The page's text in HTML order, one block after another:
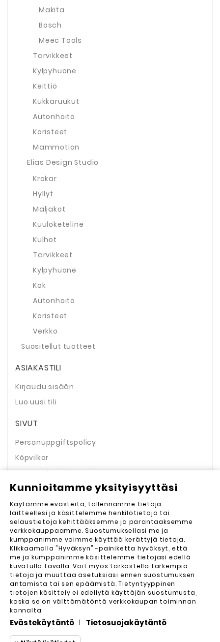
Makita
Bosch
Meec Tools
Tarvikkeet
Kylpyhuone
Keittiö
Kukkaruukut
Autonhoito
Koristeet
Mammotion
Elias Design Studio
Krokar
Hyllyt
Maljakot
Kuuloketeline
Kulhot
Tarvikkeet
Kylpyhuone
Kök
Autonhoito
Koristeet
Verkko
Suositellut tuotteet
ASIAKASTILI
Kirjaudu sisään
Luo uusi tili
SIVUT
Personuppgiftspolicy
Köpvilkor
Retur och reklamation
Cookies
3D-tulostus tilauksesta
Tietoa meistä
Myymälämme
Ota meihin yhteyttä
Sivukartta
Kunnioitamme yksityisyyttäsi
Käytämme evästeitä, tallennamme tietoja
laitteellesi ja käsittelemme henkilötietoja tai
selaustietoja kehittääksemme ja parantaaksemme
verkkokauppaamme. Suostumuksellasi me ja
kumppanimme voimme käyttää kerättyjä tietoja.
Klikkaamalla "Hyväksyn" -painiketta hyväksyt, että
me ja kumppanimme käsittelemme tietojasi edellä
kuvatulla tavalla. Voit myös tarkastella tarkempia
tietoja ja muuttaa asetuksiasi ennen suostumuksen
antamista tai sen epäämistä. Tietyntyyppinen
tietojen käsittely ei edellytä käyttäjän suostumusta,
koska se on välttämätöntä verkkokaupan toiminnan
kannalta.
Evästekäytäntö | Tietosuojakäytäntö